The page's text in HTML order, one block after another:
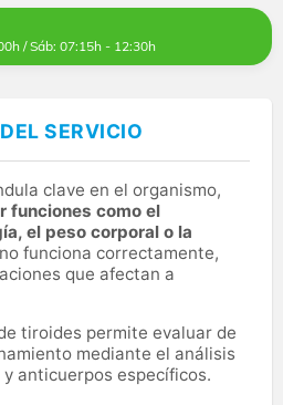
/ Sáb: 07:15h - 12:30h
SERVICIO
clave en el organismo,
funciones como el
el peso corporal o la
funciona correctamente,
que afectan a
tiroides permite evaluar de
mediante el análisis
anticuerpos específicos.